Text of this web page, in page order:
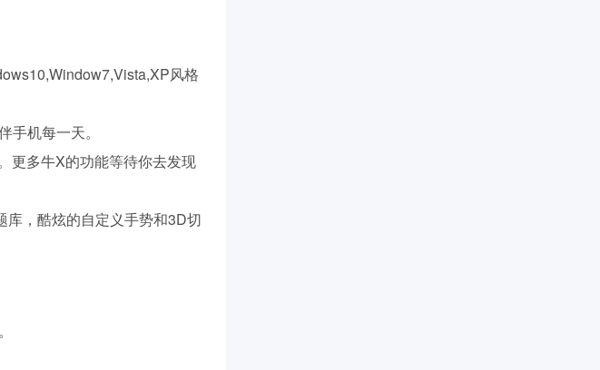
风格
机每一天。
更多牛X的功能等待你去发现
，酷炫的自定义手势和3D切